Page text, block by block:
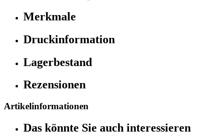
Merkmale
Druckinformation
Lagerbestand
Rezensionen
Artikelinformationen
Das könnte Sie auch interessieren